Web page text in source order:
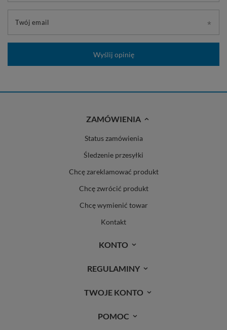
Twój email
Wyślij opinię
ZAMÓWIENIA
Status zamówienia
Śledzenie przesyłki
Chcę zareklamować produkt
Chcę zwrócić produkt
Chcę wymienić towar
Kontakt
KONTO
REGULAMINY
TWOJE KONTO
POMOC